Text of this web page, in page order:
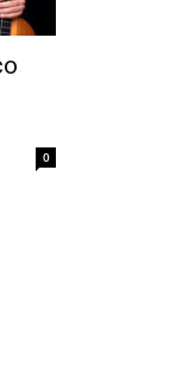
0